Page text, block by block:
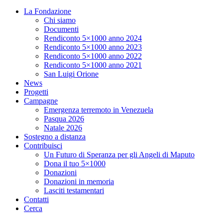
La Fondazione
Chi siamo
Documenti
Rendiconto 5×1000 anno 2024
Rendiconto 5×1000 anno 2023
Rendiconto 5×1000 anno 2022
Rendiconto 5×1000 anno 2021
San Luigi Orione
News
Progetti
Campagne
Emergenza terremoto in Venezuela
Pasqua 2026
Natale 2026
Sostegno a distanza
Contribuisci
Un Futuro di Speranza per gli Angeli di Maputo
Dona il tuo 5×1000
Donazioni
Donazioni in memoria
Lasciti testamentari
Contatti
Cerca